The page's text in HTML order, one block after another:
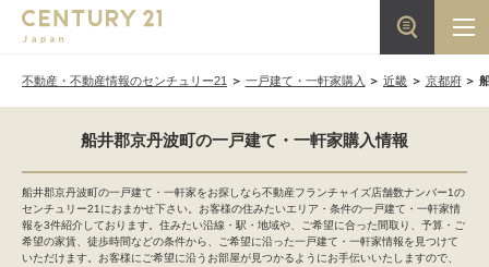
不動産・不動産情報のセンチュリー21 一戸建て・一軒家購入 近畿 京都府
船井郡京丹波町の一戸建て・一軒家購入情報
船井郡京丹波町の一戸建て・一軒家をお探しなら不動産フランチャイズ店舗数ナンバー1の
センチュリー21におまかせ下さい。お客様の住みたいエリア・条件の一戸建て・一軒家情
報を3件紹介しております。住みたい沿線・駅・地域や、ご希望に合った間取り、予算・ご
希望の家賃、徒歩時間などの条件から、ご希望に沿った一戸建て・一軒家情報を見つけて
いただけます。お客様にご希望に沿うお部屋が見つかるようにお手伝いいたしますので、